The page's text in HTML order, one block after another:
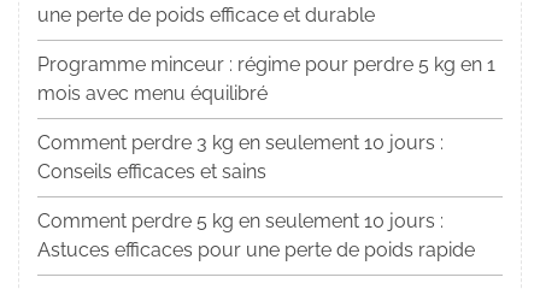
une perte de poids efficace et durable
Programme minceur : régime pour perdre 5 kg en 1
mois avec menu équilibré
Comment perdre 3 kg en seulement 10 jours :
Conseils efficaces et sains
Comment perdre 5 kg en seulement 10 jours :
Astuces efficaces pour une perte de poids rapide